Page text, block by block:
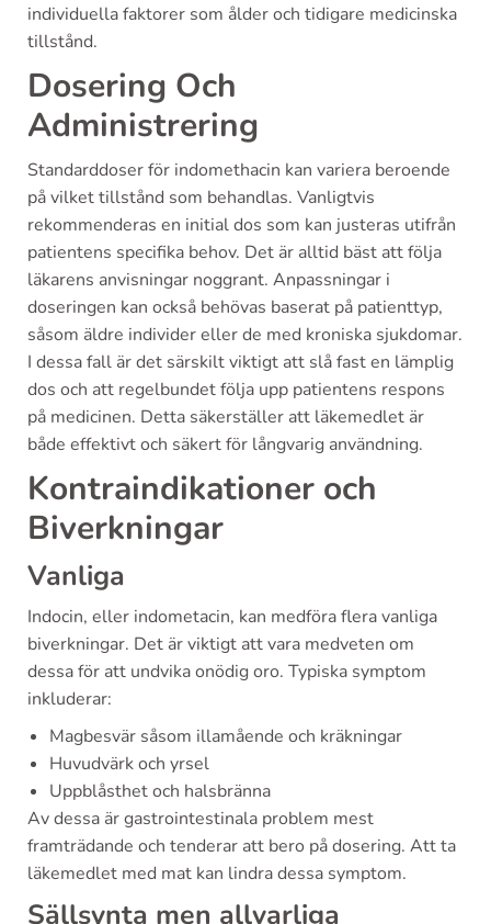
individuella faktorer som ålder och tidigare medicinska
tillstånd.
Dosering Och
Administrering
Standarddoser för indomethacin kan variera beroende
på vilket tillstånd som behandlas. Vanligtvis
rekommenderas en initial dos som kan justeras utifrån
patientens specifika behov. Det är alltid bäst att följa
läkarens anvisningar noggrant. Anpassningar i
doseringen kan också behövas baserat på patienttyp,
såsom äldre individer eller de med kroniska sjukdomar.
I dessa fall är det särskilt viktigt att slå fast en lämplig
dos och att regelbundet följa upp patientens respons
på medicinen. Detta säkerställer att läkemedlet är
både effektivt och säkert för långvarig användning.
Kontraindikationer och
Biverkningar
Vanliga
Indocin, eller indometacin, kan medföra flera vanliga
biverkningar. Det är viktigt att vara medveten om
dessa för att undvika onödig oro. Typiska symptom
inkluderar:
Magbesvär såsom illamående och kräkningar
Huvudvärk och yrsel
Uppblåsthet och halsbränna
Av dessa är gastrointestinala problem mest
framträdande och tenderar att bero på dosering. Att ta
läkemedlet med mat kan lindra dessa symptom.
Sällsynta men allvarliga